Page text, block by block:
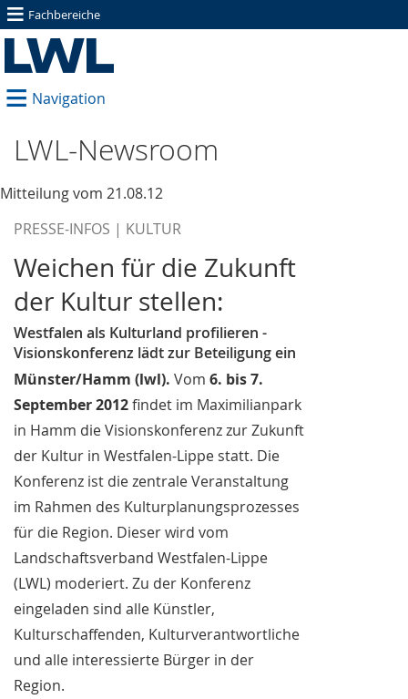
≡ Fachbereiche
≡ Navigation
LWL-Newsroom
Mitteilung vom 21.08.12
PRESSE-INFOS | KULTUR
Weichen für die Zukunft
der Kultur stellen:
Westfalen als Kulturland profilieren -
Visionskonferenz lädt zur Beteiligung ein
Münster/Hamm (lwl). Vom 6. bis 7.
September 2012findet im Maximilianpark
in Hamm die Visionskonferenz zur Zukunft
der Kultur in Westfalen-Lippe statt. Die
Konferenz ist die zentrale Veranstaltung
im Rahmen des Kulturplanungsprozesses
für die Region. Dieser wird vom
Landschaftsverband Westfalen-Lippe
(LWL) moderiert. Zu der Konferenz
eingeladen sind alle Künstler,
Kulturschaffenden, Kulturverantwortliche
und alle interessierte Bürger in der
Region.